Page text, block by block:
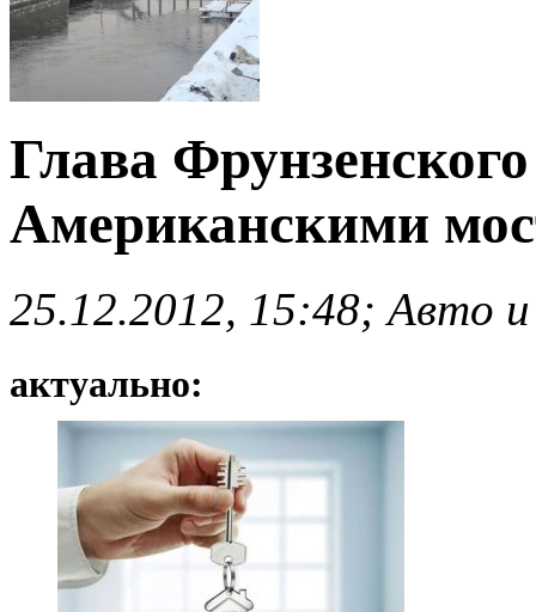
Глава
Американскими
25.12.2012, 15:48; Авто и
актуально: